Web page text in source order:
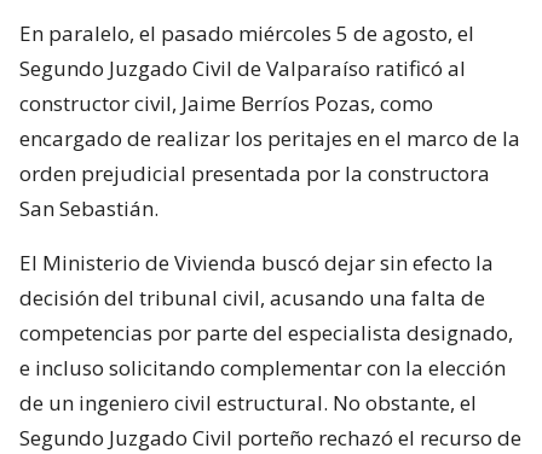
En paralelo, el pasado miércoles 5 de agosto, el
Segundo Juzgado Civil de Valparaíso ratificó al
constructor civil, Jaime Berríos Pozas, como
encargado de realizar los peritajes en el marco de la
orden prejudicial presentada por la constructora
San Sebastián.
El Ministerio de Vivienda buscó dejar sin efecto la
decisión del tribunal civil, acusando una falta de
competencias por parte del especialista designado,
e incluso solicitando complementar con la elección
de un ingeniero civil estructural. No obstante, el
Segundo Juzgado Civil porteño rechazó el recurso de